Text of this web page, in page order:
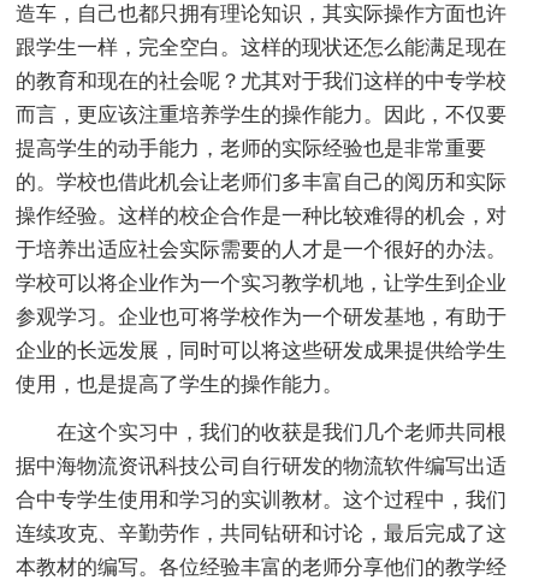
造车，自己也都只拥有理论知识，其实际操作方面也许
跟学生一样，完全空白。这样的现状还怎么能满足现在
的教育和现在的社会呢？尤其对于我们这样的中专学校
而言，更应该注重培养学生的操作能力。因此，不仅要
提高学生的动手能力，老师的实际经验也是非常重要
的。学校也借此机会让老师们多丰富自己的阅历和实际
操作经验。这样的校企合作是一种比较难得的机会，对
于培养出适应社会实际需要的人才是一个很好的办法。
学校可以将企业作为一个实习教学机地，让学生到企业
参观学习。企业也可将学校作为一个研发基地，有助于
企业的长远发展，同时可以将这些研发成果提供给学生
使用，也是提高了学生的操作能力。
在这个实习中，我们的收获是我们几个老师共同根
据中海物流资讯科技公司自行研发的物流软件编写出适
合中专学生使用和学习的实训教材。这个过程中，我们
连续攻克、辛勤劳作，共同钻研和讨论，最后完成了这
本教材的编写。各位经验丰富的老师分享他们的教学经